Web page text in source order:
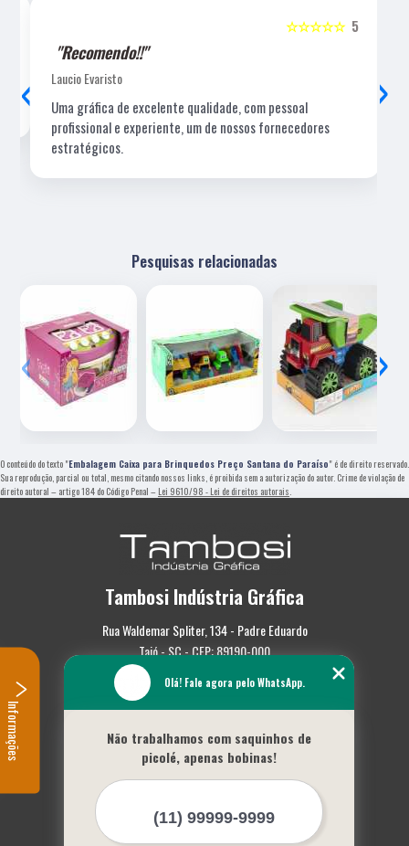
5
☆☆☆☆☆
"Recomendo!!"
Laucio Evaristo
Uma gráfica de excelente qualidade, com pessoal
profissional e experiente, um de nossos fornecedores
estratégicos.
‹ ›
Pesquisas relacionadas
‹ ›
O conteúdo do texto "Embalagem Caixa para Brinquedos Preço Santana do Paraíso" é de direito reservado.
Sua reprodução, parcial ou total, mesmo citando nossos links, é proibida sem a autorização do autor. Crime de violação de
direito autoral – artigo 184 do Código Penal – Lei 9610/98 - Lei de direitos autorais
Tambosi Indústria Gráfica
Rua Waldemar Spliter, 134 - Padre Eduardo
Taió - SC - CEP: 89190-000
(47) 3562-0587
Empresa
Missão
Serviços
Mapa do site
Olá! Fale agora pelo WhatsApp.
Não trabalhamos com saquinhos de
picolé, apenas bobinas!
Informações